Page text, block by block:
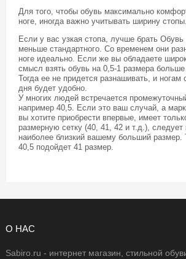
Для того, чтобы обувь максимально
ноге, иногда важно учитывать ширину стопы.
Если у вас узкая стопа, лучше брать
меньше стандартного. Со временем они
ноге идеально. Если же вы обладаете
смысл взять обувь на 0,5-1 размера больше
Тогда ее не придется разнашивать, и ногам
дня будет удобно.
У многих людей встречается
например 40,5. Если это ваш случай, а
вы хотите приобрести впервые, имеет
размерную сетку (40, 41, 42 и т.д.), следует
наиболее близкий вашему больший размер.
40,5 подойдет 41 размер.
О НАС
Sabiro.ru - интернет магазин, стильной